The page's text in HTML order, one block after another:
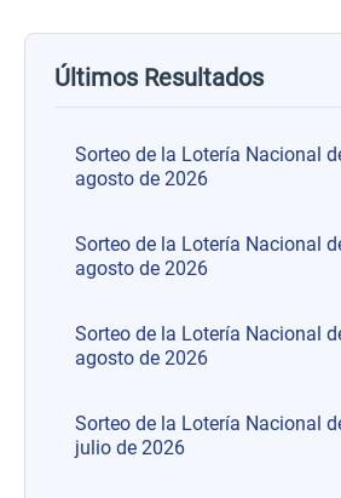
Últimos Resultados
Sorteo de la Lotería Nacional
agosto de 2026
Sorteo de la Lotería Nacional
agosto de 2026
Sorteo de la Lotería Nacional
agosto de 2026
Sorteo de la Lotería Nacional
julio de 2026